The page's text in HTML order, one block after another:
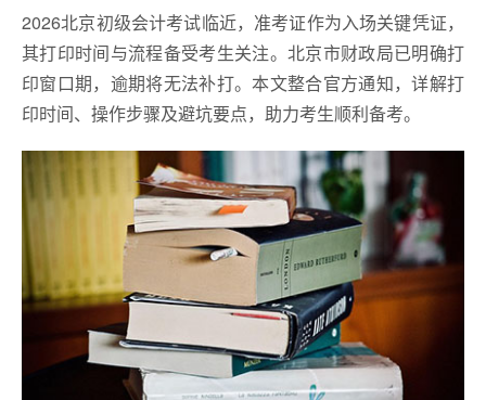
2026北京初级会计考试临近，准考证作为入场关键凭证，
其打印时间与流程备受考生关注。北京市财政局已明确打
印窗口期，逾期将无法补打。本文整合官方通知，详解打
印时间、操作步骤及避坑要点，助力考生顺利备考。